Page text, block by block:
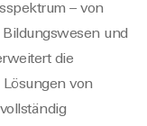
– von
und
die
von